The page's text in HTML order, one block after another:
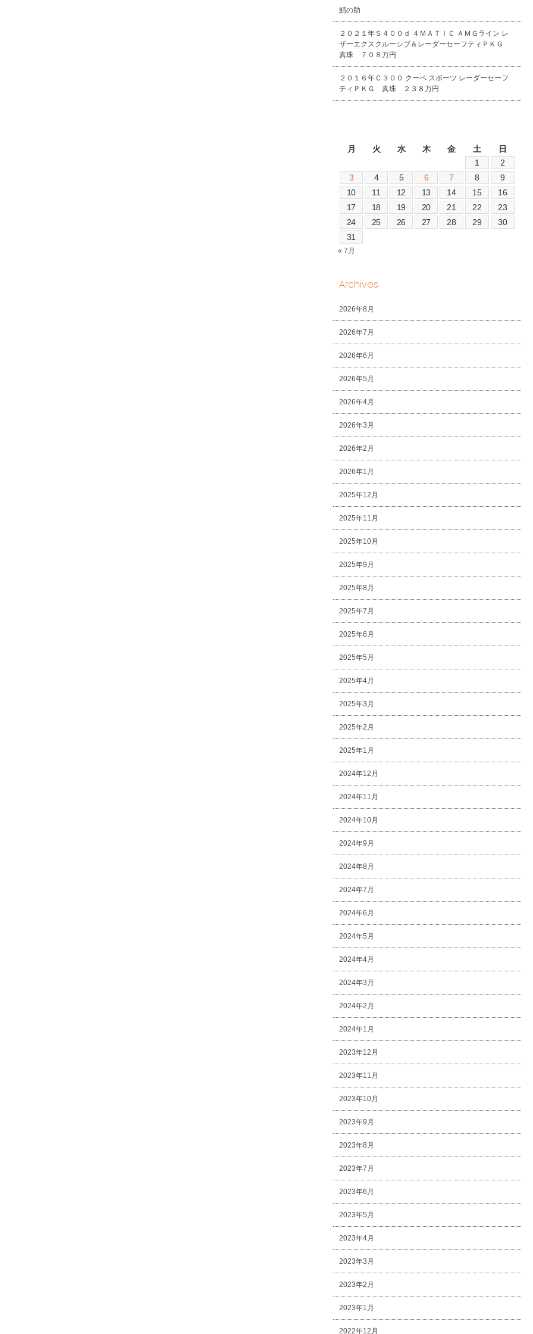
鯖の助
２０２１年Ｓ４００ｄ ４ＭＡＴＩＣ ＡＭＧライン レ
ザーエクスクルーシブ＆レーダーセーフティＰＫＧ
真珠 ７０８万円
２０１６年Ｃ３００ クーペ スポーツ レーダーセーフ
ティＰＫＧ 真珠 ２３８万円
月
火 水 木 金 土
日
1
2
3
4 5 6 7 8
9
10
11 12 13 14 15
16
17
18 19 20 21 22
23
24
25 26 27 28 29
30
31
« 7月
Archives
2026年8月
2026年7月
2026年6月
2026年5月
2026年4月
2026年3月
2026年2月
2026年1月
2025年12月
2025年11月
2025年10月
2025年9月
2025年8月
2025年7月
2025年6月
2025年5月
2025年4月
2025年3月
2025年2月
2025年1月
2024年12月
2024年11月
2024年10月
2024年9月
2024年8月
2024年7月
2024年6月
2024年5月
2024年4月
2024年3月
2024年2月
2024年1月
2023年12月
2023年11月
2023年10月
2023年9月
2023年8月
2023年7月
2023年6月
2023年5月
2023年4月
2023年3月
2023年2月
2023年1月
2022年12月